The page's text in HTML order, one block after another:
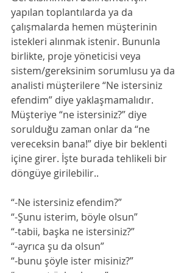
yapılan toplantılarda ya da
çalışmalarda hemen müşterinin
istekleri alınmak istenir. Bununla
birlikte, proje yöneticisi veya
sistem/gereksinim sorumlusu ya da
analisti müşterilere “Ne istersiniz
efendim” diye yaklaşmamalıdır.
Müşteriye “ne istersiniz?” diye
sorulduğu zaman onlar da “ne
vereceksin bana!” diye bir beklenti
içine girer. İşte burada tehlikeli bir
döngüye girilebilir..
“-Ne istersiniz efendim?”
“-Şunu isterim, böyle olsun”
“-tabii, başka ne istersiniz?”
“-ayrıca şu da olsun”
“-bunu şöyle ister misiniz?”